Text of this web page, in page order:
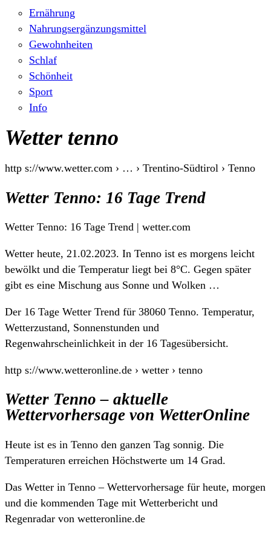
Ernährung
Nahrungsergänzungsmittel
Gewohnheiten
Schlaf
Schönheit
Sport
Info
Wetter tenno
http s://www.wetter.com › … › Trentino-Südtirol › Tenno
Wetter Tenno: 16 Tage Trend
Wetter Tenno: 16 Tage Trend | wetter.com
Wetter heute, 21.02.2023. In Tenno ist es morgens leicht
bewölkt und die Temperatur liegt bei 8°C. Gegen später
gibt es eine Mischung aus Sonne und Wolken …
Der 16 Tage Wetter Trend für 38060 Tenno. Temperatur,
Wetterzustand, Sonnenstunden und
Regenwahrscheinlichkeit in der 16 Tagesübersicht.
http s://www.wetteronline.de › wetter › tenno
Wetter Tenno – aktuelle
Wettervorhersage von WetterOnline
Heute ist es in Tenno den ganzen Tag sonnig. Die
Temperaturen erreichen Höchstwerte um 14 Grad.
Das Wetter in Tenno – Wettervorhersage für heute, morgen
und die kommenden Tage mit Wetterbericht und
Regenradar von wetteronline.de